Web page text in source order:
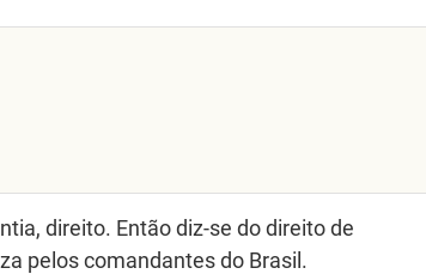
direito. Então diz-se do direito de
pelos comandantes do Brasil.